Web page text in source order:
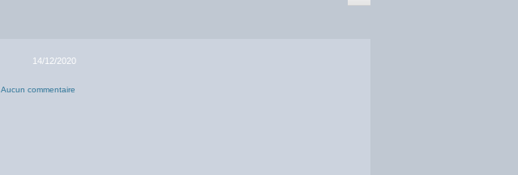
14/12/2020
Aucun commentaire